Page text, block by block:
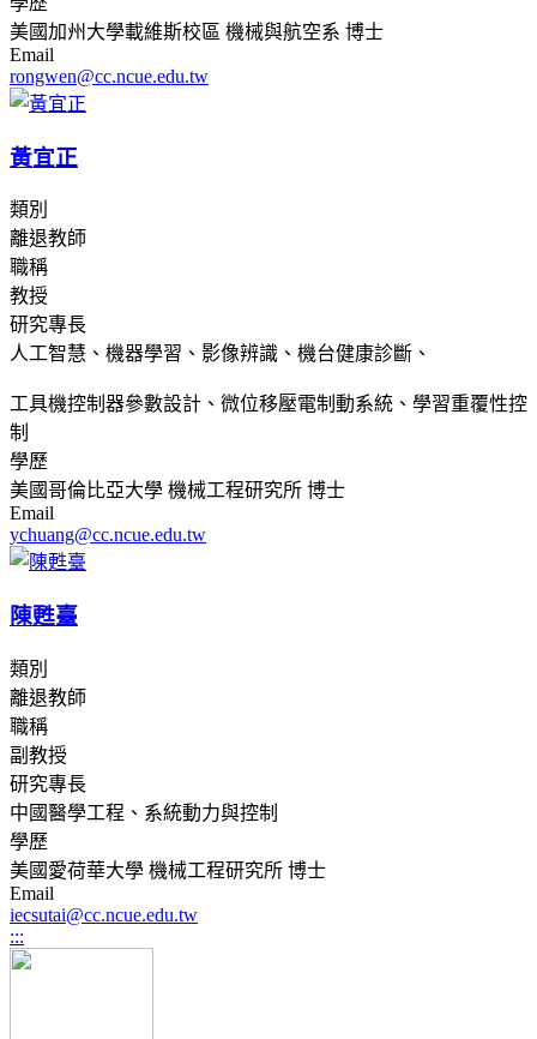
美國加州大學載維斯校區 機械與航空系 博士
Email
rongwen@cc.ncue.edu.tw
黃宜正
類別
離退教師
職稱
教授
研究專長
人工智慧、機器學習、影像辨識、機台健康診斷、
工具機控制器參數設計、微位移壓電制動系統、學習重覆性控
制
學歷
美國哥倫比亞大學 機械工程研究所 博士
Email
ychuang@cc.ncue.edu.tw
陳甦臺
類別
離退教師
職稱
副教授
研究專長
中國醫學工程、系統動力與控制
學歷
美國愛荷華大學 機械工程研究所 博士
Email
iecsutai@cc.ncue.edu.tw
:::